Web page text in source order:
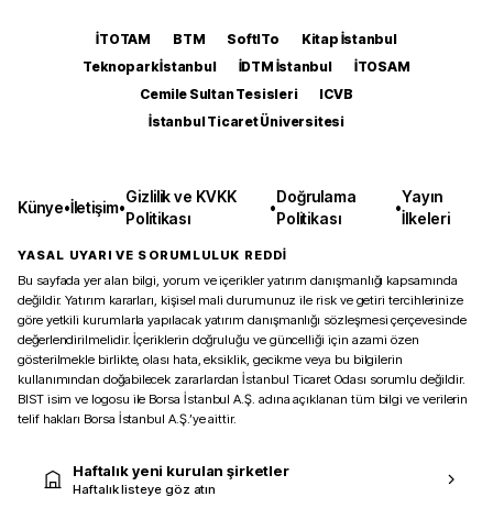
İTOTAM BTM SoftITo
Kitap İstanbul
Teknopark İstanbul
İDTM İstanbul
İTOSAM
Cemile Sultan Tesisleri
ICVB
İstanbul Ticaret Üniversitesi
Künye•İletişim•
Gizlilik ve KVKK
Politikası
•
Doğrulama
Politikası
•
Yayın
İlkeleri
YASAL UYARI VE SORUMLULUK REDDİ
Bu sayfada yer alan bilgi, yorum ve içerikler yatırım danışmanlığı kapsamında
değildir. Yatırım kararları, kişisel mali durumunuz ile risk ve getiri tercihlerinize
göre yetkili kurumlarla yapılacak yatırım danışmanlığı sözleşmesi çerçevesinde
değerlendirilmelidir. İçeriklerin doğruluğu ve güncelliği için azami özen
gösterilmekle birlikte, olası hata, eksiklik, gecikme veya bu bilgilerin
kullanımından doğabilecek zararlardan İstanbul Ticaret Odası sorumlu değildir.
BIST isim ve logosu ile Borsa İstanbul A.Ş. adına açıklanan tüm bilgi ve verilerin
telif hakları Borsa İstanbul A.Ş.’ye aittir.
Haftalık yeni kurulan şirketler
Haftalık listeye göz atın